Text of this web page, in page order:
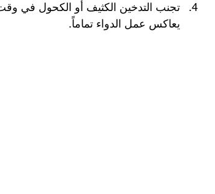
تجنب التدخين الكثيف أو الكحول في وقت
يعاكس عمل الدواء تماماً.